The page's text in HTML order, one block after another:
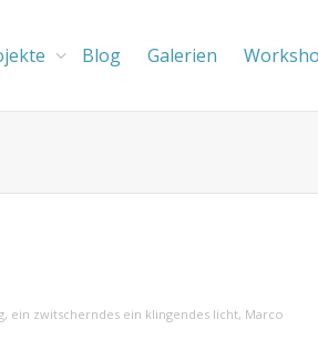
Blog Galerien
, ein zwitscherndes ein klingendes licht, Marco